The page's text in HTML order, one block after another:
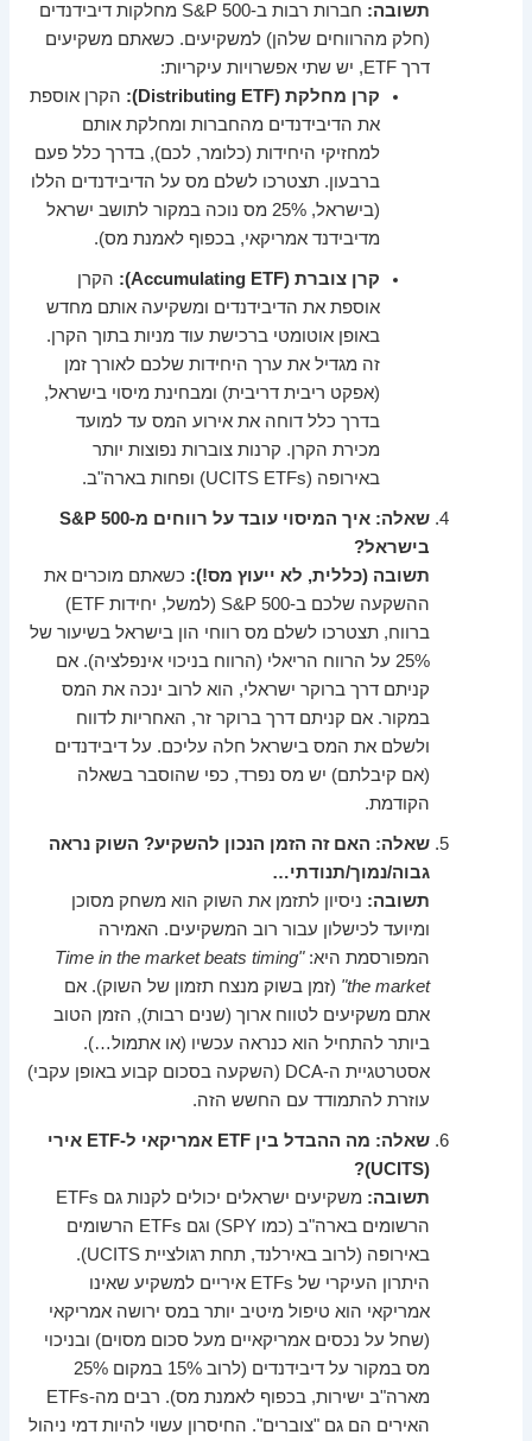
תשובה:
חברות רבות ב-S&P 500 מחלקות דיבידנדים
(חלק מהרווחים שלהן) למשקיעים. כשאתם משקיעים
דרך ETF, יש שתי אפשרויות עיקריות:
קרן מחלקת (Distributing ETF):
הקרן אוספת
את הדיבידנדים מהחברות ומחלקת אותם
למחזיקי היחידות (כלומר, לכם), בדרך כלל פעם
ברבעון. תצטרכו לשלם מס על הדיבידנדים הללו
(בישראל, 25% מס נוכה במקור לתושב ישראל
מדיבידנד אמריקאי, בכפוף לאמנת מס).
קרן צוברת (Accumulating ETF):
הקרן
אוספת את הדיבידנדים ומשקיעה אותם מחדש
באופן אוטומטי ברכישת עוד מניות בתוך הקרן.
זה מגדיל את ערך היחידות שלכם לאורך זמן
(אפקט ריבית דריבית) ומבחינת מיסוי בישראל,
בדרך כלל דוחה את אירוע המס עד למועד
מכירת הקרן. קרנות צוברות נפוצות יותר
באירופה (UCITS ETFs) ופחות בארה"ב.
שאלה: איך המיסוי עובד על רווחים מ-S&P 500
בישראל?
תשובה (כללית, לא ייעוץ מס!): כשאתם מוכרים את
ההשקעה שלכם ב-S&P 500 (למשל, יחידות ETF)
ברווח, תצטרכו לשלם מס רווחי הון בישראל בשיעור של
25% על הרווח הריאלי (הרווח בניכוי אינפלציה). אם
קניתם דרך ברוקר ישראלי, הוא לרוב ינכה את המס
במקור. אם קניתם דרך ברוקר זר, האחריות לדווח
ולשלם את המס בישראל חלה עליכם. על דיבידנדים
(אם קיבלתם) יש מס נפרד, כפי שהוסבר בשאלה
הקודמת.
שאלה: האם זה הזמן הנכון להשקיע? השוק נראה
גבוה/נמוך/תנודתי…
תשובה: ניסיון לתזמן את השוק הוא משחק מסוכן
ומיועד לכישלון עבור רוב המשקיעים. האמירה
המפורסמת היא: "Time in the market beats timing
the market"
(זמן בשוק מנצח תזמון של השוק). אם
אתם משקיעים לטווח ארוך (שנים רבות), הזמן הטוב
ביותר להתחיל הוא כנראה עכשיו (או אתמול…).
אסטרטגיית ה-DCA (השקעה בסכום קבוע באופן עקבי)
עוזרת להתמודד עם החשש הזה.
שאלה: מה ההבדל בין ETF אמריקאי ל-ETF אירי
(UCITS)?
תשובה:
משקיעים ישראלים יכולים לקנות גם ETFs
הרשומים בארה"ב (כמו SPY) וגם ETFs הרשומים
באירופה (לרוב באירלנד, תחת רגולציית UCITS).
היתרון העיקרי של ETFs איריים למשקיע שאינו
אמריקאי הוא טיפול מיטיב יותר במס ירושה אמריקאי
(שחל על נכסים אמריקאיים מעל סכום מסוים) ובניכוי
מס במקור על דיבידנדים (לרוב 15% במקום 25%
מארה"ב ישירות, בכפוף לאמנת מס). רבים מה-ETFs
האירים הם גם "צוברים". החיסרון עשוי להיות דמי ניהול